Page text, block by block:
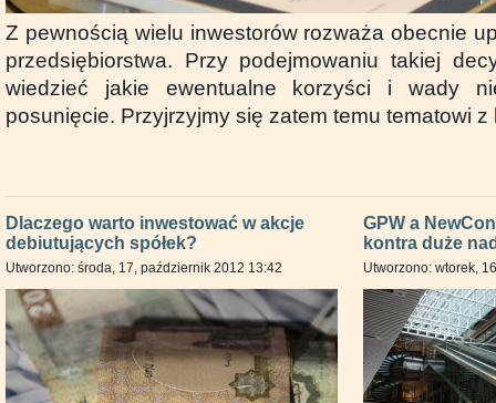
Z pewnością wielu inwestorów rozważa obecnie
przedsiębiorstwa. Przy podejmowaniu takiej
wiedzieć jakie ewentualne korzyści i wady
posunięcie. Przyjrzyjmy się zatem temu tematowi
Dlaczego warto inwestować w akcje
debiutujących spółek?
Utworzono: środa, 17, październik 2012 13:42
GPW a
kontra duże
Utworzono: wtorek,